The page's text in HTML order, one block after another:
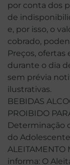
por conta dos
de
e, por isso, o
cobrado,
Preços, ofertas
durante o dia
sem prévia
ilustrativas.
BEBIDAS
PROIBIDO
Determinação
do
ALEITAMENTO
informa: O